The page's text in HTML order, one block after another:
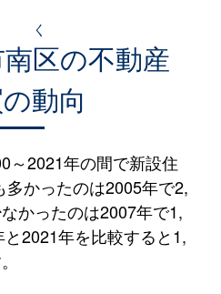
区の不動産
動向
～2021年の間で新設住
かったのは2005年で2,
かったのは2007年で1,
2021年を比較すると1,